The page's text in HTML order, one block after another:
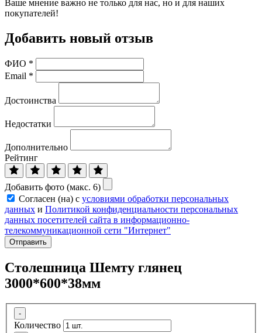
Ваше мнение важно не только для нас, но и для наших
покупателей!
Добавить новый отзыв
ФИО *
Email *
Достоинства
Недостатки
Дополнительно
Рейтинг
Добавить фото (макс. 6)
Согласен (на) с условиями обработки персональных
данных и Политикой конфиденциальности персональных
данных посетителей сайта в информационно-
телекоммуникационной сети "Интернет"
Отправить
Столешница Шемту глянец
3000*600*38мм
-
Количество